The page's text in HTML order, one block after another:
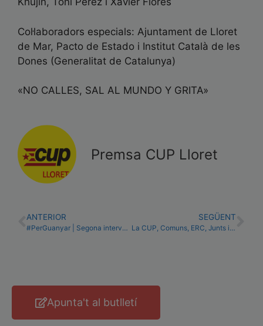
Col·laboradors especials: Ajuntament de Lloret
de Mar, Pacto de Estado i Institut Català de les
Dones (Generalitat de Catalunya)
«NO CALLES, SAL AL MUNDO Y GRITA»
Premsa CUP Lloret
ANTERIOR
#PerGuanyar | Segona intervenció
SEGÜENT
La CUP, Comuns, ERC, Junts i PSC acorden un decàleg de mesures per garantir la democràcia, els drets i la diversitat al Parlament
Apunta't al butlletí